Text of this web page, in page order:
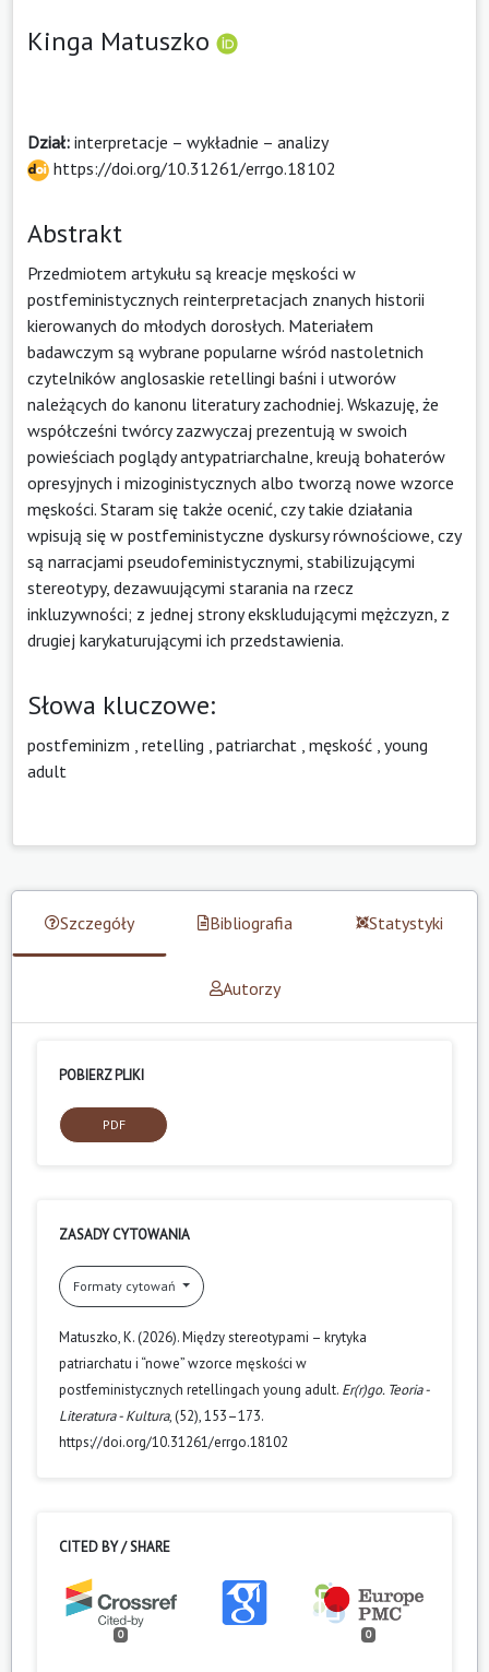
Kinga Matuszko
Dział: interpretacje – wykładnie – analizy
https://doi.org/10.31261/errgo.18102
Abstrakt
Przedmiotem artykułu są kreacje męskości w
postfeministycznych reinterpretacjach znanych historii
kierowanych do młodych dorosłych. Materiałem
badawczym są wybrane popularne wśród nastoletnich
czytelników anglosaskie retellingi baśni i utworów
należących do kanonu literatury zachodniej. Wskazuję, że
współcześni twórcy zazwyczaj prezentują w swoich
powieściach poglądy antypatriarchalne, kreują bohaterów
opresyjnych i mizoginistycznych albo tworzą nowe wzorce
męskości. Staram się także ocenić, czy takie działania
wpisują się w postfeministyczne dyskursy równościowe, czy
są narracjami pseudofeministycznymi, stabilizującymi
stereotypy, dezawuującymi starania na rzecz
inkluzywności; z jednej strony ekskludującymi mężczyzn, z
drugiej karykaturującymi ich przedstawienia.
Słowa kluczowe:
postfeminizm retelling patriarchat męskość young
adult
Szczegóły Bibliografia Statystyki
Autorzy
POBIERZ PLIKI
PDF
ZASADY CYTOWANIA
Formaty cytowań
Matuszko, K. (2026). Między stereotypami – krytyka
patriarchatu i “nowe” wzorce męskości w
postfeministycznych retellingach young adult. Er(r)go. Teoria -
Literatura - Kultura, (52), 153–173.
https://doi.org/10.31261/errgo.18102
CITED BY / SHARE
0 0